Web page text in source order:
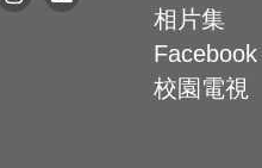
相片集
Facebook
校園電視